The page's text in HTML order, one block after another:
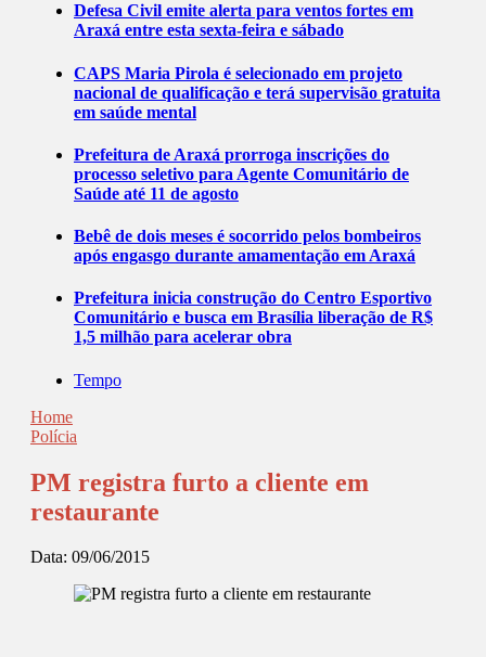
Defesa Civil emite alerta para ventos fortes em
Araxá entre esta sexta-feira e sábado
CAPS Maria Pirola é selecionado em projeto
nacional de qualificação e terá supervisão gratuita
em saúde mental
Prefeitura de Araxá prorroga inscrições do
processo seletivo para Agente Comunitário de
Saúde até 11 de agosto
Bebê de dois meses é socorrido pelos bombeiros
após engasgo durante amamentação em Araxá
Prefeitura inicia construção do Centro Esportivo
Comunitário e busca em Brasília liberação de R$
1,5 milhão para acelerar obra
Tempo
Home
Polícia
PM registra furto a cliente em
restaurante
Data: 09/06/2015